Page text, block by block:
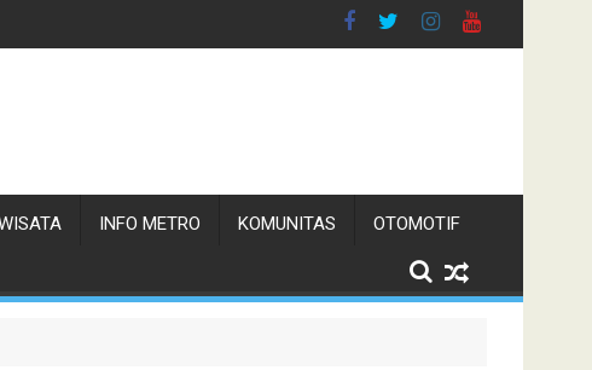
INFO METRO KOMUNITAS OTOMOTIF
Pemerintah